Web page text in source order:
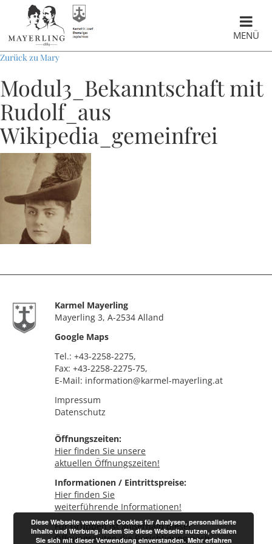
MENÜ
Zurück zu Mary
Modul3_Bekanntschaft mit
Rudolf_aus
Wikipedia_gemeinfrei
Karmel Mayerling
Mayerling 3, A-2534 Alland
Google Maps
Tel.: +43-2258-2275,
Fax: +43-2258-2275-75,
E-Mail: information@karmel-mayerling.at
Impressum
Datenschutz
Öffnungszeiten:
Hier finden Sie unsere
aktuellen Öffnungszeiten!
Informationen / Eintrittspreise:
Hier finden Sie
weiterführende Informationen!
Für Gruppen ist außerhalb dieser
Öffnungszeiten die Besichtigung nach
Diese Webseite verwendet Cookies für Analysen, personalisierte
Inhalte und Werbung. Indem Sie diese Webseite nutzen, erklären
Sie sich mit dieser Verwendung einverstanden.Mehr erfahren